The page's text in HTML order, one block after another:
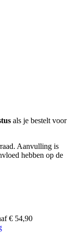
als je bestelt voor
Aanvulling is
hebben op de
€ 54,90